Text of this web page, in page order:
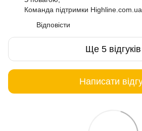
Команда підтримки Highline.com.ua
Відповісти
Ще 5 відгуків
Написати